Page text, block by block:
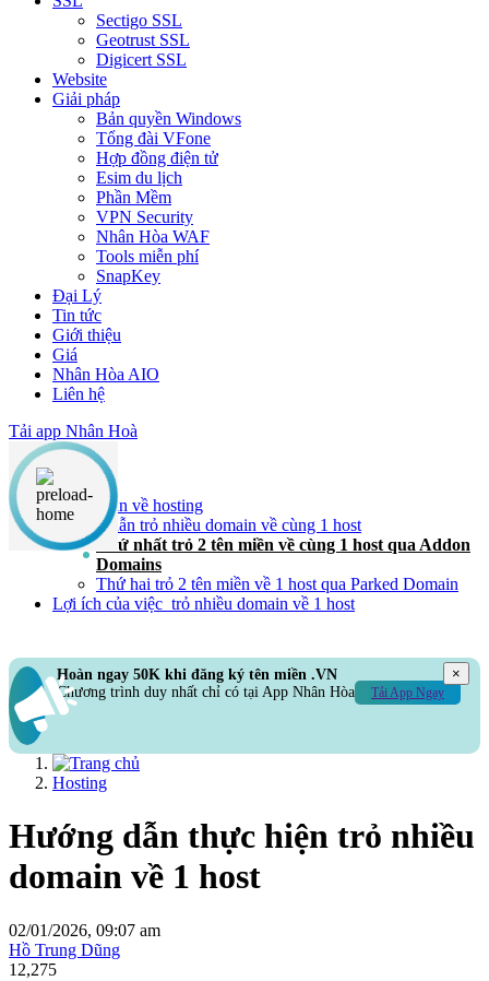
Sectigo SSL
Geotrust SSL
Digicert SSL
Website
Giải pháp
Bản quyền Windows
Tổng đài VFone
Hợp đồng điện tử
Esim du lịch
Phần Mềm
VPN Security
Nhân Hòa WAF
Tools miễn phí
SnapKey
Đại Lý
Tin tức
Giới thiệu
Giá
Nhân Hòa AIO
Liên hệ
Tải app Nhân Hoà
Nội dung chính
Tổng quan về hosting
Hướng dẫn trỏ nhiều domain về cùng 1 host
Thứ nhất trỏ 2 tên miền về cùng 1 host qua Addon
Domains
Thứ hai trỏ 2 tên miền về 1 host qua Parked Domain
Lợi ích của việc trỏ nhiều domain về 1 host
Hoàn ngay 50K khi đăng ký tên miền .VN
Chương trình duy nhất chỉ có tại App Nhân Hòa
Tải App Ngay
×
Hosting
Hướng dẫn thực hiện trỏ nhiều
domain về 1 host
02/01/2026, 09:07 am
Hồ Trung Dũng
12,275